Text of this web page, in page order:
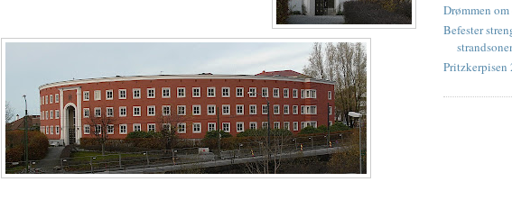
Drømmen
Befester
Pritzkerpisen